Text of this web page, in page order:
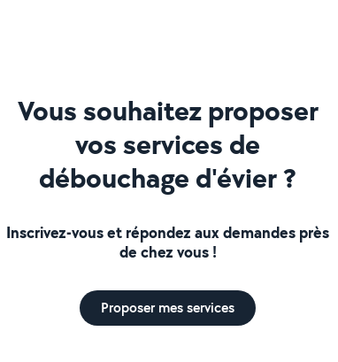
Vous souhaitez proposer
vos services de
débouchage d'évier ?
Inscrivez-vous et répondez aux demandes près
de chez vous !
Proposer mes services